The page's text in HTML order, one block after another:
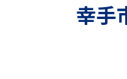
幸手